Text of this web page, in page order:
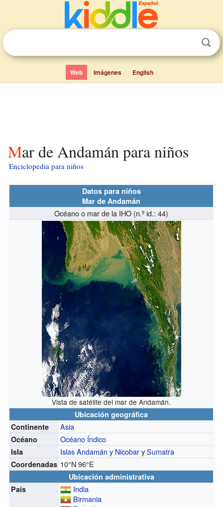
Web Imágenes English
Mar de Andamán para niños
Enciclopedia para niños
Datos para niños
Mar de Andamán
Océano o mar de la IHO (n.º id.: 44)
Vista de satélite del mar de Andamán.
Ubicación geográfica
Continente
Asia
Océano Océano Índico
Isla Islas Andamán y NicobarySumatra
Coordenadas 10°N96°E
Ubicación administrativa
País
India
Birmania